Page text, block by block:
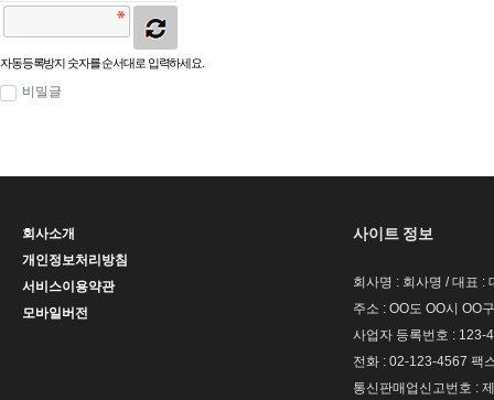
자동등록방지 숫자를 순서대로 입력하세요.
비밀글
회사소개
개인정보처리방침
서비스이용약관
모바일버전
사이트 정보
회사명 : 회사명 / 대표 :
주소 : OO도 OO시 OO
사업자 등록번호 : 123-
전화 : 02-123-4567 팩
통신판매업신고번호 :